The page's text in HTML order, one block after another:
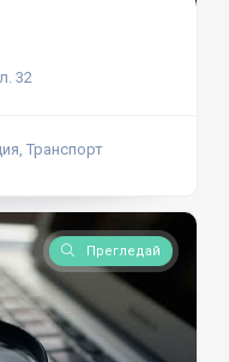
32
Транспорт
Прегледай